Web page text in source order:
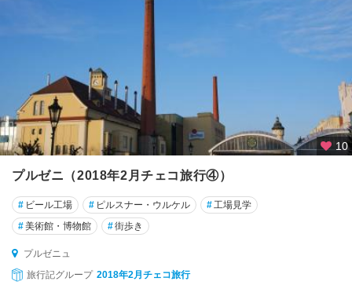
10
プルゼニ（2018年2月チェコ旅行④）
# ビール工場 # ピルスナー・ウルケル # 工場見学
#美術館・博物館 #街歩き
プルゼニュ
旅行記グループ 2018年2月チェコ旅行